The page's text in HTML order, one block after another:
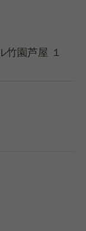
竹園芦屋 １